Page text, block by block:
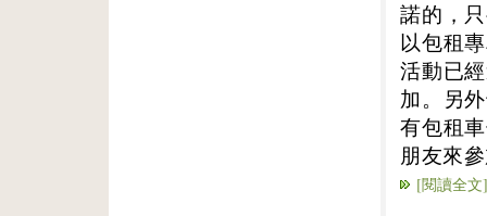
諾的，
以包租
活動已
加。另
有包租
朋友來
[閱讀全文]